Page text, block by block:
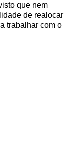
que nem
de realocar
trabalhar com o